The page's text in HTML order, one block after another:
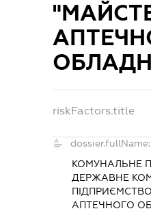
riskFactors.title
dossier.fullName:
КОМУНАЛЬНЕ
ДЕРЖАВНЕ
АПТЕЧНОГО